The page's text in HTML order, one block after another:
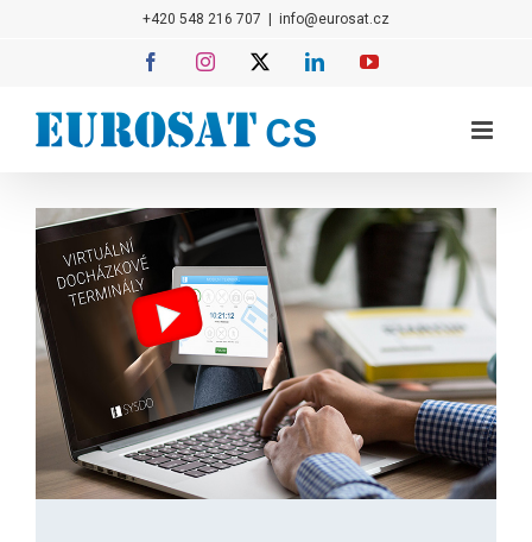
+420 548 216 707 info@eurosat.cz
FacebookInstagram LinkedInYouTube